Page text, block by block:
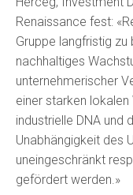
Renaissance fest:
Gruppe langfristig zu
nachhaltiges
unternehmerischer
einer starken
industrielle DNA und
Unabhängigkeit des
uneingeschränkt
gefördert werden.»